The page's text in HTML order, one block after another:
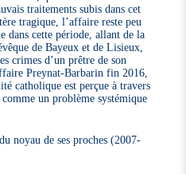
traitements subis dans cet
tragique, l’affaire reste peu
dans cette période, allant de la
de Bayeux et de Lisieux,
crimes d’un prêtre de son
Preynat-Barbarin fin 2016,
catholique est perçue à travers
un problème systémique
noyau de ses proches (2007-